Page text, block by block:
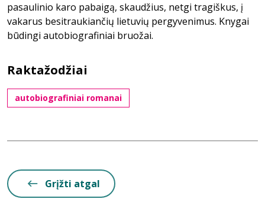
pasaulinio karo pabaigą, skaudžius, netgi tragiškus, į
vakarus besitraukiančių lietuvių pergyvenimus. Knygai
būdingi autobiografiniai bruožai.
Raktažodžiai
autobiografiniai romanai
Grįžti atgal